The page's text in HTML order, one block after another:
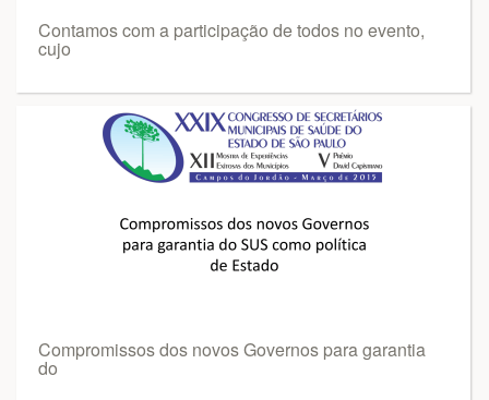
Contamos com a participação de todos no evento,
cujo
Compromissos dos novos Governos para garantia
do